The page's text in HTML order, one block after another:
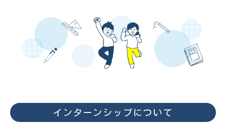
インターンシップについて